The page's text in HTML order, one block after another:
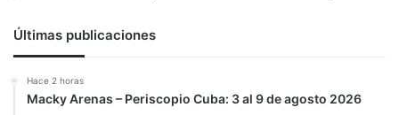
Últimas publicaciones
Hace 2 horas
Macky Arenas – Periscopio Cuba: 3 al 9 de agosto 2026